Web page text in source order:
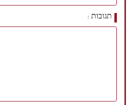
תגובות